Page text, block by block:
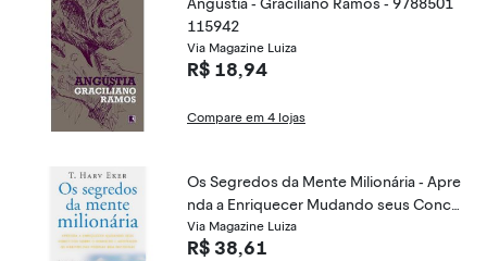
Angústia - Graciliano Ramos - 9788501
115942
Via Magazine Luiza
R$ 18,94
Compare em 4 lojas
Os Segredos da Mente Milionária - Apre
nda a Enriquecer Mudando seus Conce
itos Sobre o Dinheiro ... - Eker, T. Harv -
9788575422397
Via Magazine Luiza
R$ 38,61